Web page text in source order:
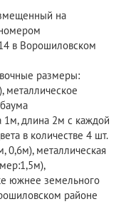
на
в Ворошиловском
размеры:
металлическое
1м, длина 2м с каждой
в количестве 4 шт.
0,6м), металлическая
южнее земельного
районе